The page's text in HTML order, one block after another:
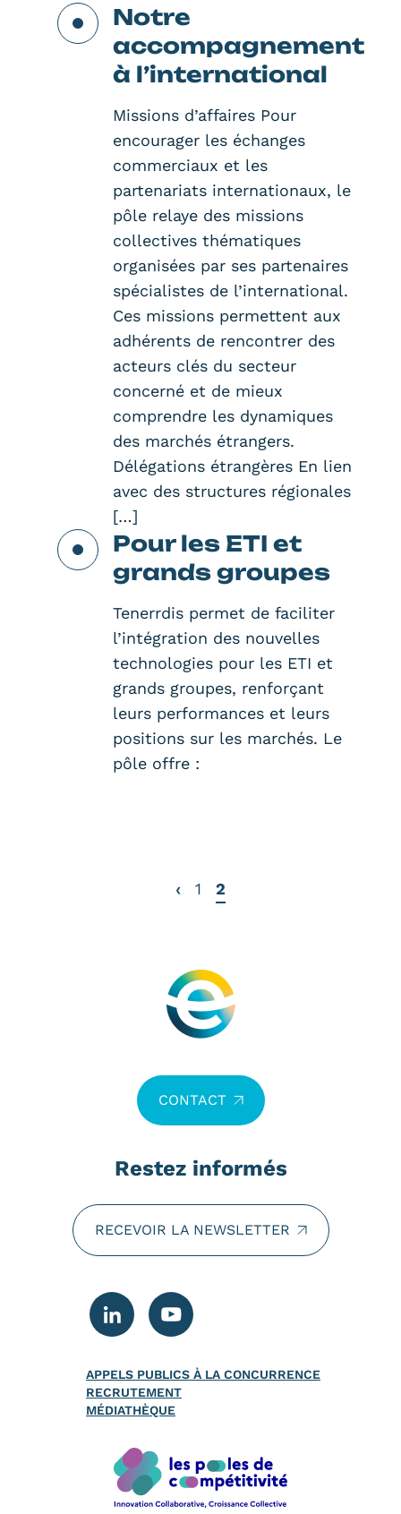
Notre
accompagnement
à l’international
Missions d’affaires Pour
encourager les échanges
commerciaux et les
partenariats internationaux, le
pôle relaye des missions
collectives thématiques
organisées par ses partenaires
spécialistes de l’international.
Ces missions permettent aux
adhérents de rencontrer des
acteurs clés du secteur
concerné et de mieux
comprendre les dynamiques
des marchés étrangers.
Délégations étrangères En lien
avec des structures régionales
[…]
Pour les ETI et
grands groupes
Tenerrdis permet de faciliter
l’intégration des nouvelles
technologies pour les ETI et
grands groupes, renforçant
leurs performances et leurs
positions sur les marchés. Le
pôle offre :
‹ 1 2
CONTACT
Restez informés
RECEVOIR LA NEWSLETTER
APPELS PUBLICS À LA CONCURRENCE
RECRUTEMENT
MÉDIATHÈQUE